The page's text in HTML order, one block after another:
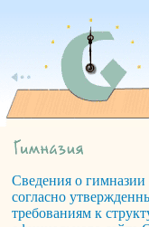
Сведения о гимназии
согласно
требованиям к